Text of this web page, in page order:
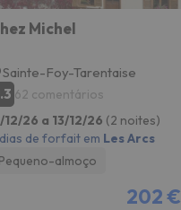
Michel
Sainte-Foy-Tarentaise
62 comentários
12/26 a 13/12/26 (2 noites)
de forfait em Les Arcs
Pequeno-almoço
202 €